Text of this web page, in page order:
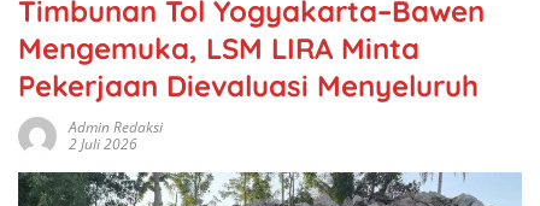
Timbunan Tol Yogyakarta–Bawen
Mengemuka, LSM LIRA Minta
Pekerjaan Dievaluasi Menyeluruh
Admin Redaksi
2 Juli 2026